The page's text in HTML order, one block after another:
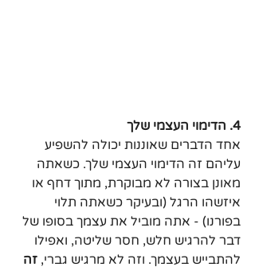
4. הדימוי העצמי שלך
אחד הדברים שאוננות יכולה להשפיע
עליהם זה הדימוי העצמי שלך. כשאתה
מאונן בצורה לא מבוקרת, מתוך דחף או
איזשהו הרגל (ובעיקר כשאתה תלוי
בפורנו) - אתה מוביל את עצמך בסופו של
דבר להרגיש חלש, חסר שליטה, ואפילו
להתבייש בעצמך. וזה לא מרגיש גברי, זה